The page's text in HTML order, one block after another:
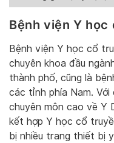
Bệnh viện Y học
Bệnh viện Y học cổ
chuyên khoa đầu
thành phố, cũng là
các tỉnh phía Nam.
chuyên môn cao về Y
kết hợp Y học cổ
bị nhiều trang thiết bị